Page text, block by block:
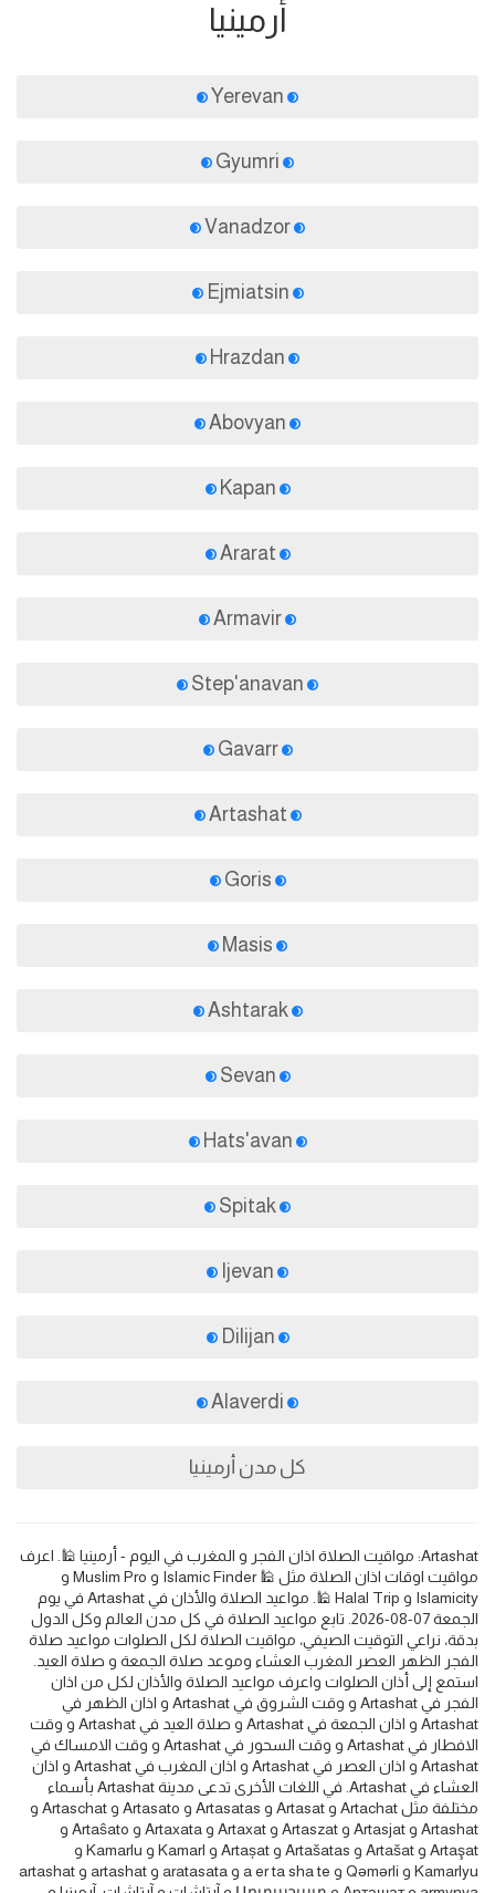
أرمينيا
Gavarr
Ashtarak
كل مدن أرمينيا
Artashat: مواقيت الصلاة اذان الفجر و المغرب في اليوم - أرمينيا 🕌. اعرف
مواقيت اوقات اذان الصلاة مثل 🕌 Islamic Finder و Muslim Pro و
Islamicity و Halal Trip 🕌. مواعيد الصلاة والأذان في Artashat في يوم
الجمعة 07-08-2026. تابع مواعيد الصلاة في كل مدن العالم وكل الدول
بدقة، نراعي التوقيت الصيفي، مواقيت الصلاة لكل الصلوات مواعيد صلاة
الفجر الظهر العصر المغرب العشاء وموعد صلاة الجمعة و صلاة العيد.
استمع إلى أذان الصلوات واعرف مواعيد الصلاة والأذان لكل من اذان
الفجر في Artashat و وقت الشروق في Artashat و اذان الظهر في
Artashat و اذان الجمعة في Artashat و صلاة العيد في Artashat و وقت
الافطار في Artashat و وقت السحور في Artashat و وقت الامساك في
Artashat و اذان العصر في Artashat و اذان المغرب في Artashat و اذان
العشاء في Artashat. في اللغات الأخرى تدعى مدينة Artashat بأسماء
مختلفة مثل Artachat و Artasat و Artasatas و Artasato و Artaschat و
Artashat و Artasjat و Artaszat و Artaxat و Artaxata و Artaŝato و
Artaşat و Artašat و Artašatas و Artașat و Kamarl و Kamarlu و
Kamarlyu و Qəmərli و a er ta sha te و aratasata و artashat و artashat